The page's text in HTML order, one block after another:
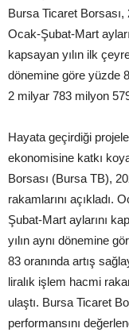
Bursa Ticaret Borsası,
Ocak-Şubat-Mart
kapsayan yılın ilk
dönemine göre yüzde
2 milyar 783 milyon
Hayata geçirdiği
ekonomisine katkı
Borsası (Bursa TB),
rakamlarını açıkladı.
Şubat-Mart aylarını
yılın aynı dönemine
83 oranında artış
liralık işlem hacmi
ulaştı. Bursa Ticaret
performansını